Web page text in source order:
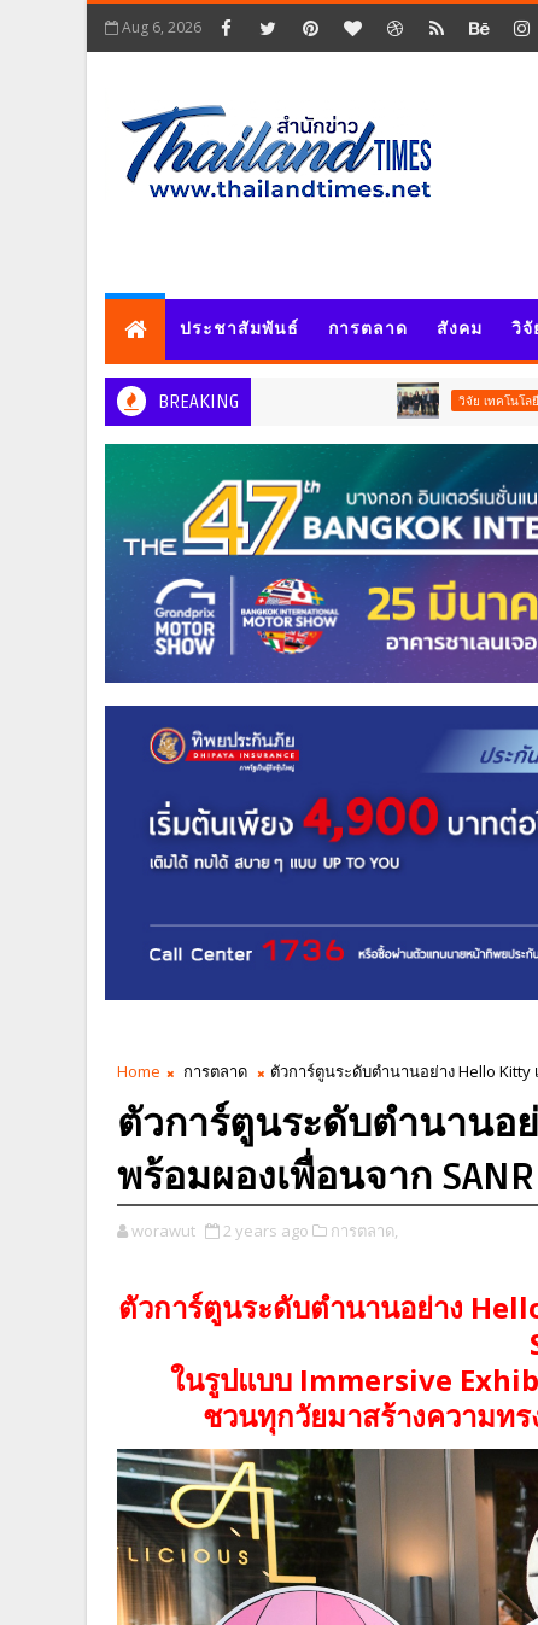
Aug 6, 2026
ประชาสัมพันธ์ การตลาด สังคม วิจั
BREAKING วิจัย เทคโนโลยี และนวัตกรรม วช.
Home การตลาด ตัวการ์ตูนระดับตำนานอย่าง Hello Kitty
ตัวการ์ตูนระดับตำนานอ
พร้อมผองเพื่อนจาก
worawut 2 years ago การตลาด,
ตัวการ์ตูนระดับตำนานอย่าง
ในรูปแบบ Immersive
ชวนทุกวัยมาสร้างความท